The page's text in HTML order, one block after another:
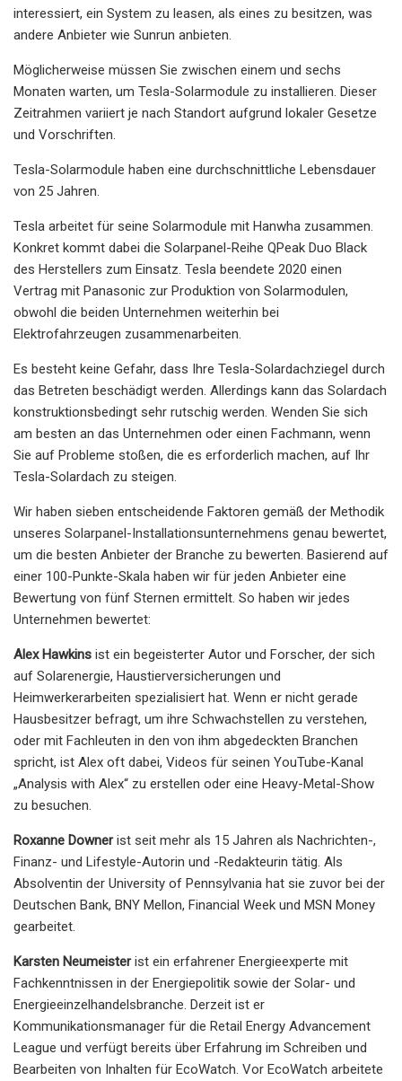
interessiert, ein System zu leasen, als eines zu besitzen, was
andere Anbieter wie Sunrun anbieten.
Möglicherweise müssen Sie zwischen einem und sechs
Monaten warten, um Tesla-Solarmodule zu installieren. Dieser
Zeitrahmen variiert je nach Standort aufgrund lokaler Gesetze
und Vorschriften.
Tesla-Solarmodule haben eine durchschnittliche Lebensdauer
von 25 Jahren.
Tesla arbeitet für seine Solarmodule mit Hanwha zusammen.
Konkret kommt dabei die Solarpanel-Reihe QPeak Duo Black
des Herstellers zum Einsatz. Tesla beendete 2020 einen
Vertrag mit Panasonic zur Produktion von Solarmodulen,
obwohl die beiden Unternehmen weiterhin bei
Elektrofahrzeugen zusammenarbeiten.
Es besteht keine Gefahr, dass Ihre Tesla-Solardachziegel durch
das Betreten beschädigt werden. Allerdings kann das Solardach
konstruktionsbedingt sehr rutschig werden. Wenden Sie sich
am besten an das Unternehmen oder einen Fachmann, wenn
Sie auf Probleme stoßen, die es erforderlich machen, auf Ihr
Tesla-Solardach zu steigen.
Wir haben sieben entscheidende Faktoren gemäß der Methodik
unseres Solarpanel-Installationsunternehmens genau bewertet,
um die besten Anbieter der Branche zu bewerten. Basierend auf
einer 100-Punkte-Skala haben wir für jeden Anbieter eine
Bewertung von fünf Sternen ermittelt. So haben wir jedes
Unternehmen bewertet:
Alex Hawkins ist ein begeisterter Autor und Forscher, der sich
auf Solarenergie, Haustierversicherungen und
Heimwerkerarbeiten spezialisiert hat. Wenn er nicht gerade
Hausbesitzer befragt, um ihre Schwachstellen zu verstehen,
oder mit Fachleuten in den von ihm abgedeckten Branchen
spricht, ist Alex oft dabei, Videos für seinen YouTube-Kanal
„Analysis with Alex“ zu erstellen oder eine Heavy-Metal-Show
zu besuchen.
Roxanne Downerist seit mehr als 15 Jahren als Nachrichten-,
Finanz- und Lifestyle-Autorin und -Redakteurin tätig. Als
Absolventin der University of Pennsylvania hat sie zuvor bei der
Deutschen Bank, BNY Mellon, Financial Week und MSN Money
gearbeitet.
Karsten Neumeisterist ein erfahrener Energieexperte mit
Fachkenntnissen in der Energiepolitik sowie der Solar- und
Energieeinzelhandelsbranche. Derzeit ist er
Kommunikationsmanager für die Retail Energy Advancement
League und verfügt bereits über Erfahrung im Schreiben und
Bearbeiten von Inhalten für EcoWatch. Vor EcoWatch arbeitete